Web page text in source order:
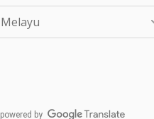
powered by